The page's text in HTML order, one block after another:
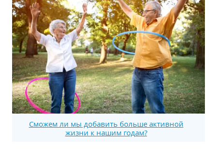
Сможем ли мы добавить больше активной
жизни к нашим годам?